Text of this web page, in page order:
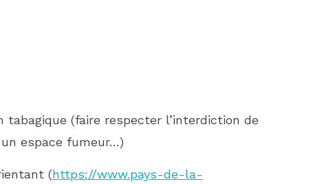
(faire respecter l’interdiction de
espace fumeur…)
(https://www.pays-de-la-